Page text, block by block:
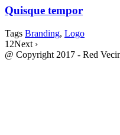
Quisque tempor
Tags Branding, Logo
1 2Next ›
@ Copyright 2017 - Red